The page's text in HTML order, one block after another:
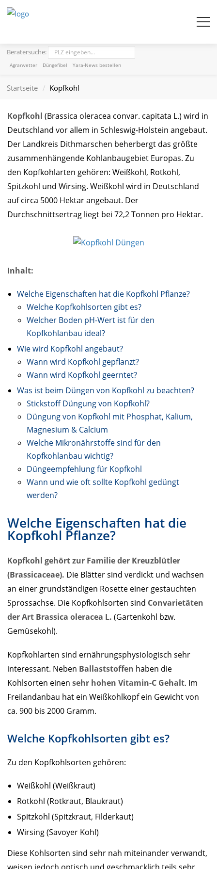
Beratersuche:
Agrarwetter Düngefibel Yara-News bestellen
Startseite Kopfkohl
Kopfkohl (Brassica oleracea convar. capitata L.) wird in
Deutschland vor allem in Schleswig-Holstein angebaut.
Der Landkreis Dithmarschen beherbergt das größte
zusammenhängende Kohlanbaugebiet Europas. Zu
den Kopfkohlarten gehören: Weißkohl, Rotkohl,
Spitzkohl und Wirsing. Weißkohl wird in Deutschland
auf circa 5000 Hektar angebaut. Der
Durchschnittsertrag liegt bei 72,2 Tonnen pro Hektar.
Inhalt:
Welche Eigenschaften hat die Kopfkohl Pflanze?
Welche Kopfkohlsorten gibt es?
Welcher Boden pH-Wert ist für den
Kopfkohlanbau ideal?
Wie wird Kopfkohl angebaut?
Wann wird Kopfkohl gepflanzt?
Wann wird Kopfkohl geerntet?
Was ist beim Düngen von Kopfkohl zu beachten?
Stickstoff Düngung von Kopfkohl?
Düngung von Kopfkohl mit Phosphat, Kalium,
Magnesium & Calcium
Welche Mikronährstoffe sind für den
Kopfkohlanbau wichtig?
Düngeempfehlung für Kopfkohl
Wann und wie oft sollte Kopfkohl gedüngt
werden?
Welche Eigenschaften hat die
Kopfkohl Pflanze?
Kopfkohl gehört zur Familie der Kreuzblütler
(Brassicaceae). Die Blätter sind verdickt und wachsen
an einer grundständigen Rosette einer gestauchten
Sprossachse. Die Kopfkohlsorten sind Convarietäten
der Art Brassica oleracea L. (Gartenkohl bzw.
Gemüsekohl).
Kopfkohlarten sind ernährungsphysiologisch sehr
interessant. Neben Ballaststoffen haben die
Kohlsorten einen sehr hohen Vitamin-C Gehalt. Im
Freilandanbau hat ein Weißkohlkopf ein Gewicht von
ca. 900 bis 2000 Gramm.
Welche Kopfkohlsorten gibt es?
Zu den Kopfkohlsorten gehören:
Weißkohl (Weißkraut)
Rotkohl (Rotkraut, Blaukraut)
Spitzkohl (Spitzkraut, Filderkaut)
Wirsing (Savoyer Kohl)
Diese Kohlsorten sind sehr nah miteinander verwandt,